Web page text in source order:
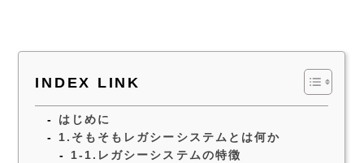
INDEX LINK
はじめに
1.そもそもレガシーシステムとは何か
1-1.レガシーシステムの特徴